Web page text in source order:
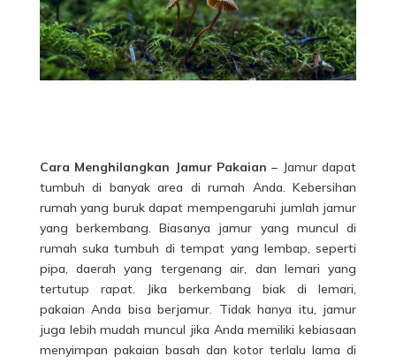
Cara Menghilangkan Jamur Pakaian – Jamur dapat
tumbuh di banyak area di rumah Anda. Kebersihan
rumah yang buruk dapat mempengaruhi jumlah jamur
yang berkembang. Biasanya jamur yang muncul di
rumah suka tumbuh di tempat yang lembap, seperti
pipa, daerah yang tergenang air, dan lemari yang
tertutup rapat.
Jika berkembang biak di lemari,
pakaian Anda bisa berjamur. Tidak hanya itu, jamur
juga lebih mudah muncul jika Anda memiliki kebiasaan
menyimpan pakaian basah dan kotor terlalu lama di